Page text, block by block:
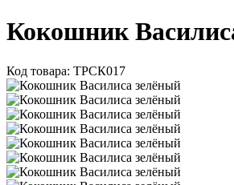
Кокошник
Код товара: ТРСК017